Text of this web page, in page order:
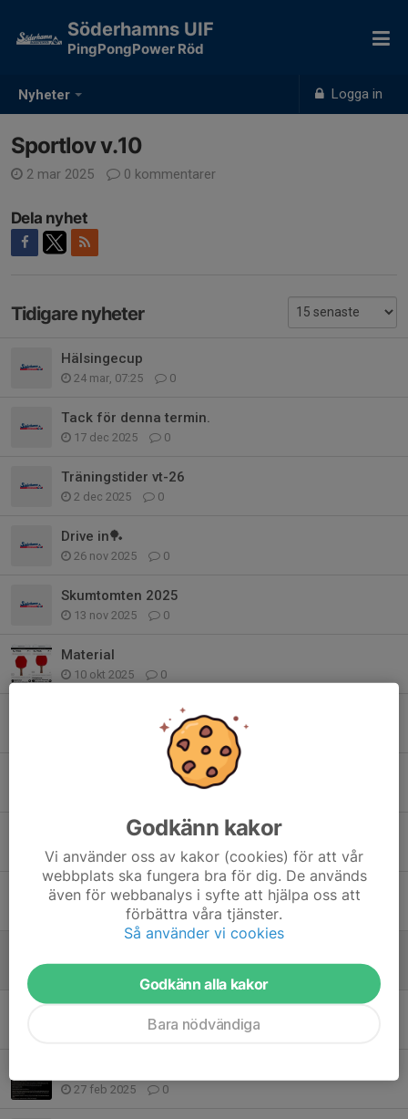
Nyheter Logga in
Söderhamns UIF
PingPongPower Röd
Sportlov v.10
2 mar 2025 0 kommentarer
Dela nyhet
Tidigare nyheter
Hälsingecup
24 mar, 07:25 0
Tack för denna termin.
17 dec 2025 0
Träningstider vt-26
2 dec 2025 0
Drive in🏓
26 nov 2025 0
Skumtomten 2025
13 nov 2025 0
Material
10 okt 2025 0
0
Påskägg/ påsklov
Hälsingecupen 30/3
23 mar 2025 0
Sportlovspingis
4 mar 2025 0
0
27 feb 2025 0
Godkänn kakor
Vi använder oss av kakor (cookies) för att vår
webbplats ska fungera bra för dig. De används
även för webbanalys i syfte att hjälpa oss att
förbättra våra tjänster.
Så använder vi cookies
Godkänn alla kakor
Bara nödvändiga